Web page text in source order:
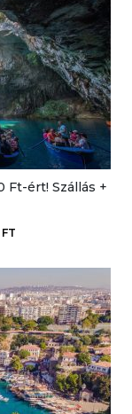
Ft-ért! Szállás +